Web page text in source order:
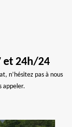
et 24h/24
n’hésitez pas à nous
appeler.